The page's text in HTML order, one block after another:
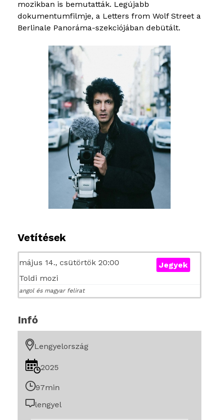
mozikban is bemutatták. Legújabb
dokumentumfilmje, a Letters from Wolf Street a
Berlinale Panoráma-szekciójában debütált.
Vetítések
május 14., csütörtök 20:00
Toldi mozi
angol és magyar felirat
Jegyek
Infó
Lengyelország
2025
97min
lengyel